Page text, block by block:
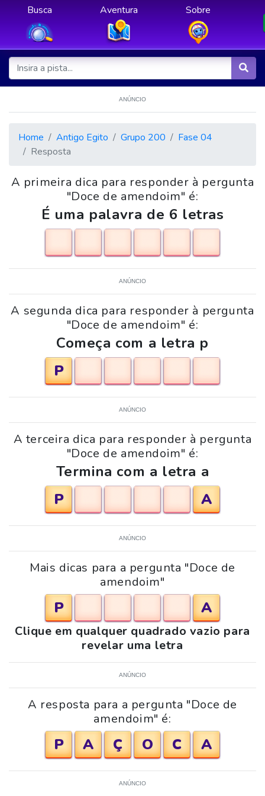
Busca Aventura Sobre
ANÚNCIO
Home Antigo Egito Grupo 200
Fase 04
Resposta
A primeira dica para responder à pergunta
"Doce de amendoim" é:
É uma palavra de 6 letras
ANÚNCIO
A segunda dica para responder à pergunta
"Doce de amendoim" é:
Começa com a letra p
P
ANÚNCIO
A terceira dica para responder à pergunta
"Doce de amendoim" é:
Termina com a letra a
P
A
ANÚNCIO
Mais dicas para a pergunta "Doce de
amendoim"
P A
Clique em qualquer quadrado vazio para
revelar uma letra
ANÚNCIO
A resposta para a pergunta "Doce de
amendoim" é:
P A Ç O C A
ANÚNCIO